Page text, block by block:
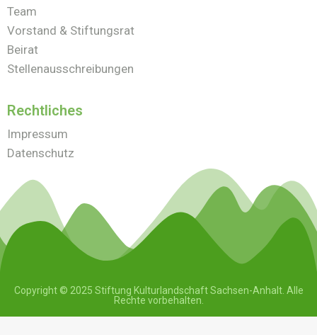
Team
Vorstand & Stiftungsrat
Beirat
Stellenausschreibungen
Rechtliches
Impressum
Datenschutz
Copyright © 2025 Stiftung Kulturlandschaft Sachsen-Anhalt. Alle
Rechte vorbehalten.